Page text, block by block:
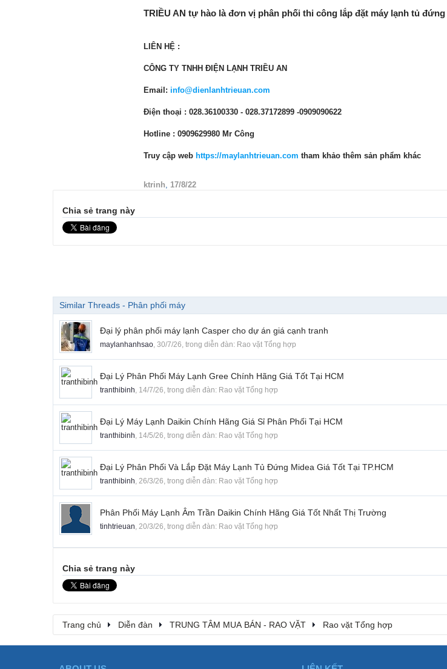
TRIỀU AN tự hào là đơn vị phân phối thi công lắp đặt máy lạnh tủ đứng
LIÊN HỆ :
CÔNG TY TNHH ĐIỆN LẠNH TRIỀU AN
Email: info@dienlanhtrieuan.com
Điện thoại : 028.36100330 - 028.37172899 -0909090622
Hotline : 0909629980 Mr Công
Truy cập web https://maylanhtrieuan.com tham khảo thêm sản phẩm khác
ktrinh, 17/8/22
Chia sẻ trang này
Similar Threads - Phân phối máy
Đại lý phân phối máy lạnh Casper cho dự án giá cạnh tranh
maylanhanhsao, 30/7/26, trong diễn đàn: Rao vặt Tổng hợp
Đại Lý Phân Phối Máy Lạnh Gree Chính Hãng Giá Tốt Tại HCM
tranthibinh, 14/7/26, trong diễn đàn: Rao vặt Tổng hợp
Đại Lý Máy Lạnh Daikin Chính Hãng Giá Sỉ Phân Phối Tại HCM
tranthibinh, 14/5/26, trong diễn đàn: Rao vặt Tổng hợp
Đại Lý Phân Phối Và Lắp Đặt Máy Lạnh Tủ Đứng Midea Giá Tốt Tại TP.HCM
tranthibinh, 26/3/26, trong diễn đàn: Rao vặt Tổng hợp
Phân Phối Máy Lạnh Âm Trần Daikin Chính Hãng Giá Tốt Nhất Thị Trường
tinhtrieuan, 20/3/26, trong diễn đàn: Rao vặt Tổng hợp
Chia sẻ trang này
Trang chủ Diễn đàn TRUNG TÂM MUA BÁN - RAO VẶT Rao vặt Tổng hợp